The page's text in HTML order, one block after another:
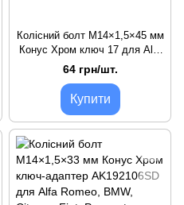
Колісний болт M14×1,5×45 мм
Конус Хром ключ 17 для Alfa
Romeo, BMW, Citroen, Fiat,
Peugeot, Renault, Saab, Volvo
64 грн/шт.
Купити